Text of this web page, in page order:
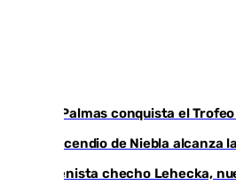
Las Palmas conquista el
El incendio de Niebla
El tenista checho Lehecka,